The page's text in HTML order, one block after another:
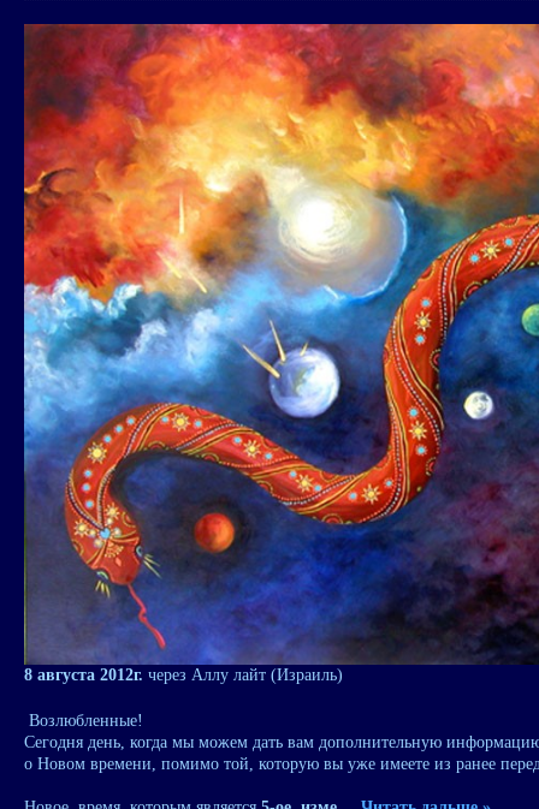
8 августа 2012г. через Аллу лайт (Израиль)
Возлюбленные!
Сегодня день, когда мы можем дать вам дополнительную
о Новом времени, помимо той, которую вы уже имеете из ранее